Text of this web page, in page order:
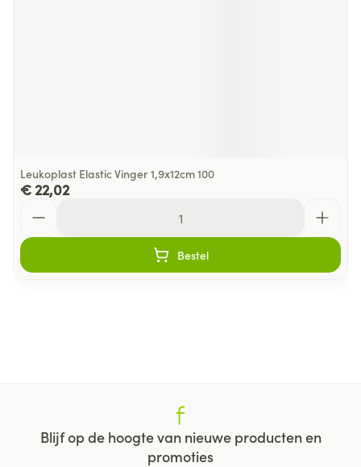
Leukoplast Elastic Vinger 1,9x12cm 100
€ 22,02
Bestel
Blijf op de hoogte van nieuwe producten en
promoties